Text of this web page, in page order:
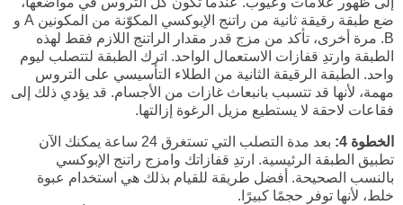
ضع طبقة رقيقة ثانية من راتنج الإبوكسي المكوّنة من المكونين A و
B. مرة أخرى، تأكد من مزج قدر مقدار الراتنج اللازم فقط لهذه
الطبقة وارتدِ قفازات الاستعمال الواحد. اترك الطبقة لتتصلب ليوم
واحد. الطبقة الرقيقة الثانية من الطلاء التأسيسي على التروس
مهمة، لأنها قد تتسبب بانبعاث غازات من الأجسام. قد يؤدي ذلك إلى
فقاعات لاحقة لا يستطيع مزيل الرغوة إزالتها.
الخطوة 4:
بعد مدة التصلب التي تستغرق 24 ساعة يمكنك الآن
تطبيق الطبقة الرئيسية. ارتدِ قفازاتك وامزج راتنج الإبوكسي
بالنسب الصحيحة. أفضل طريقة للقيام بذلك هي استخدام عبوة
خلط، لأنها توفر حجمًا كبيرًا.